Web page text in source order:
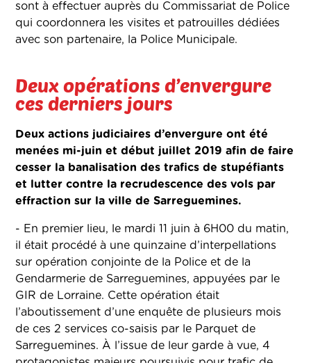
sont à effectuer auprès du Commissariat de Police
qui coordonnera les visites et patrouilles dédiées
avec son partenaire, la Police Municipale.
Deux opérations d’envergure
ces derniers jours
Deux actions judiciaires d’envergure ont été
menées mi-juin et début juillet 2019 afin de faire
cesser la banalisation des trafics de stupéfiants
et lutter contre la recrudescence des vols par
effraction sur la ville de Sarreguemines.
- En premier lieu, le mardi 11 juin à 6H00 du matin,
il était procédé à une quinzaine d’interpellations
sur opération conjointe de la Police et de la
Gendarmerie de Sarreguemines, appuyées par le
GIR de Lorraine. Cette opération était
l’aboutissement d’une enquête de plusieurs mois
de ces 2 services co-saisis par le Parquet de
Sarreguemines. À l’issue de leur garde à vue, 4